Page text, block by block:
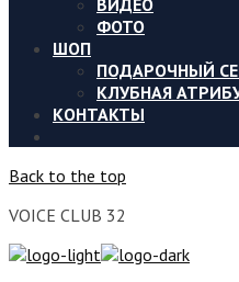
ВИДЕО
ФОТО
ШОП
ПОДАРОЧНЫЙ
КЛУБНАЯ
КОНТАКТЫ
Back to the top
VOICE CLUB 32